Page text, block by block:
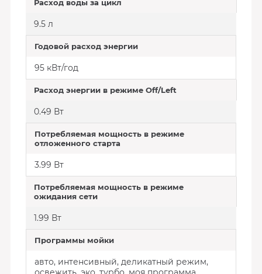
Расход воды за цикл
9.5 л
Годовой расход энергии
95 кВт/год
Расход энергии в режиме Off/Left
0.49 Вт
Потребляемая мощность в режиме
отложенного старта
3.99 Вт
Потребляемая мощность в режиме
ожидания сети
1.99 Вт
Программы мойки
авто, интенсивный, деликатный режим,